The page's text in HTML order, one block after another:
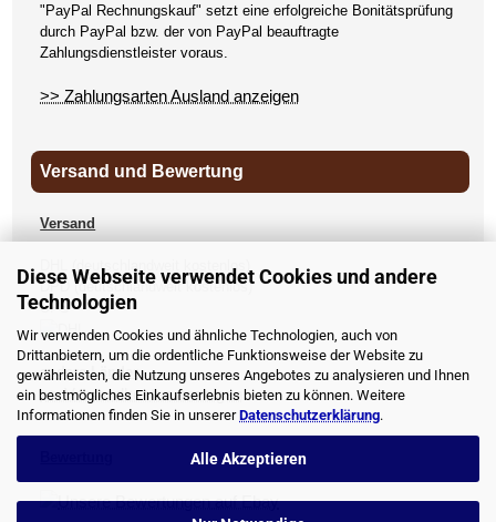
Diese Webseite verwendet Cookies und andere
Technologien
Wir verwenden Cookies und ähnliche Technologien, auch von
Drittanbietern, um die ordentliche Funktionsweise der Website zu
gewährleisten, die Nutzung unseres Angebotes zu analysieren und Ihnen
ein bestmögliches Einkaufserlebnis bieten zu können. Weitere
Informationen finden Sie in unsererDatenschutzerklärung.
Alle Akzeptieren
"PayPal Rechnungskauf" setzt eine erfolgreiche Bonitätsprüfung
durch PayPal bzw. der von PayPal beauftragte
Zahlungsdienstleister voraus.
>> Zahlungsarten Ausland anzeigen
Versand und Bewertung
Versand
DHL (deutschlandweit kostenlos)
DPD (deutschlandweit kostenlos)
UPS
andere Länder
>> Versandkosten anzeigen